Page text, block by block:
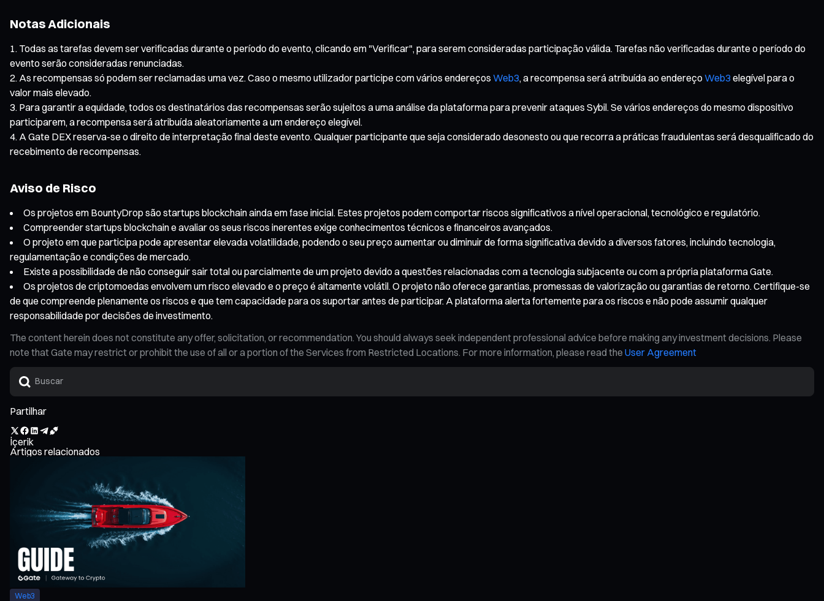
Notas Adicionais
Todas as tarefas devem ser verificadas durante o período do evento, clicando em "Verificar", para serem consideradas participação válida. Tarefas não verificadas durante o período do
evento serão consideradas renunciadas.
As recompensas só podem ser reclamadas uma vez. Caso o mesmo utilizador participe com vários endereços Web3, a recompensa será atribuída ao endereçoWeb3 elegível para o
valor mais elevado.
Para garantir a equidade, todos os destinatários das recompensas serão sujeitos a uma análise da plataforma para prevenir ataques Sybil. Se vários endereços do mesmo dispositivo
participarem, a recompensa será atribuída aleatoriamente a um endereço elegível.
A Gate DEX reserva-se o direito de interpretação final deste evento. Qualquer participante que seja considerado desonesto ou que recorra a práticas fraudulentas será desqualificado do
recebimento de recompensas.
Aviso de Risco
Os projetos em BountyDrop são startups blockchain ainda em fase inicial. Estes projetos podem comportar riscos significativos a nível operacional, tecnológico e regulatório.
Compreender startups blockchain e avaliar os seus riscos inerentes exige conhecimentos técnicos e financeiros avançados.
O projeto em que participa pode apresentar elevada volatilidade, podendo o seu preço aumentar ou diminuir de forma significativa devido a diversos fatores, incluindo tecnologia,
regulamentação e condições de mercado.
Existe a possibilidade de não conseguir sair total ou parcialmente de um projeto devido a questões relacionadas com a tecnologia subjacente ou com a própria plataforma Gate.
Os projetos de criptomoedas envolvem um risco elevado e o preço é altamente volátil. O projeto não oferece garantias, promessas de valorização ou garantias de retorno. Certifique-se
de que compreende plenamente os riscos e que tem capacidade para os suportar antes de participar. A plataforma alerta fortemente para os riscos e não pode assumir qualquer
responsabilidade por decisões de investimento.
The content herein does not constitute any offer, solicitation, or recommendation. You should always seek independent professional advice before making any investment decisions. Please
note that Gate may restrict or prohibit the use of all or a portion of the Services from Restricted Locations. For more information, please read the User Agreement
Partilhar
İçerik
Artigos relacionados
Web3